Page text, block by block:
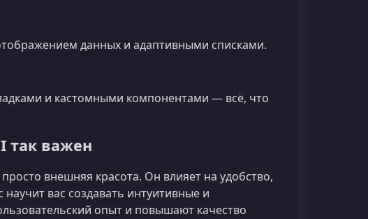
данных и адаптивными списками.
и кастомными компонентами — всё, что
так важен
внешняя красота. Он влияет на удобство,
вас создавать интуитивные и
опыт и повышают качество